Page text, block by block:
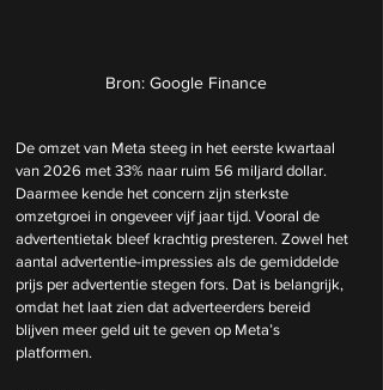
Bron: Google Finance
De omzet van Meta steeg in het eerste kwartaal
van 2026 met 33% naar ruim 56 miljard dollar.
Daarmee kende het concern zijn sterkste
omzetgroei in ongeveer vijf jaar tijd. Vooral de
advertentietak bleef krachtig presteren. Zowel het
aantal advertentie-impressies als de gemiddelde
prijs per advertentie stegen fors. Dat is belangrijk,
omdat het laat zien dat adverteerders bereid
blijven meer geld uit te geven op Meta’s
platformen.